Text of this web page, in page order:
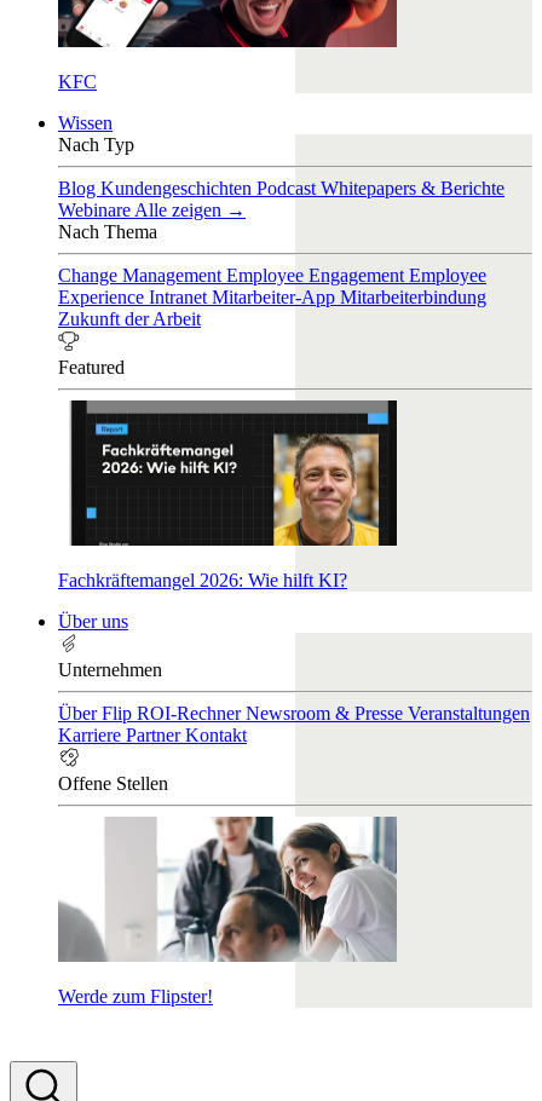
KFC
Wissen
Nach Typ
Blog Kundengeschichten Podcast Whitepapers & Berichte
Webinare Alle zeigen →
Nach Thema
Change Management Employee Engagement Employee
Experience Intranet Mitarbeiter-App Mitarbeiterbindung
Zukunft der Arbeit
Featured
Fachkräftemangel 2026: Wie hilft KI?
Über uns
Unternehmen
Über Flip ROI-RechnerNewsroom & Presse Veranstaltungen
Karriere PartnerKontakt
Offene Stellen
Werde zum Flipster!